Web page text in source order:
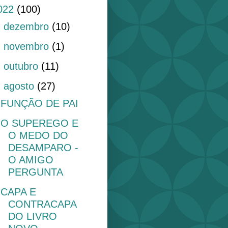
(100)
dezembro (10)
novembro (1)
outubro (11)
agosto (27)
FUNÇÃO DE PAI
O SUPEREGO E
O MEDO DO
DESAMPARO -
O AMIGO
PERGUNTA
CAPA E
CONTRACAPA
DO LIVRO